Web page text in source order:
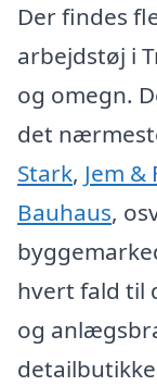
Der findes
arbejdstøj i
og omegn.
det
Stark, Jem &
Bauhaus,
hvert fald til
og